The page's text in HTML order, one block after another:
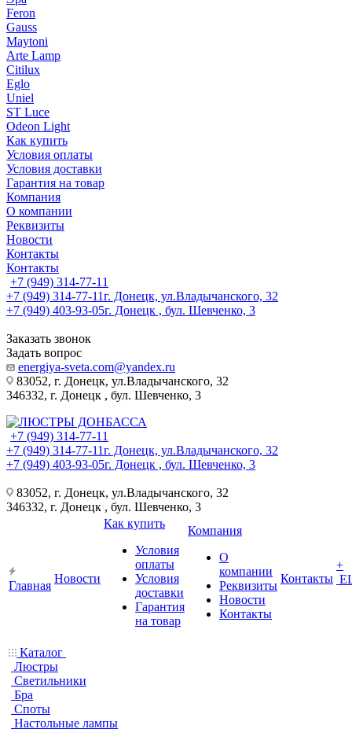
Feron
Gauss
Maytoni
Arte Lamp
Citilux
Eglo
Uniel
ST Luce
Odeon Light
Как купить
Условия оплаты
Условия доставки
Гарантия на товар
Компания
О компании
Реквизиты
Новости
Контакты
Контакты
+7 (949) 314-77-11
+7 (949) 314-77-11г. Донецк, ул.Владычанского, 32
+7 (949) 403-93-05г. Донецк , бул. Шевченко, 3
Заказать звонок
Задать вопрос
energiya-sveta.com@yandex.ru
83052, г. Донецк, ул.Владычанского, 32
346332, г. Донецк , бул. Шевченко, 3
+7 (949) 314-77-11
+7 (949) 314-77-11г. Донецк, ул.Владычанского, 32
+7 (949) 403-93-05г. Донецк , бул. Шевченко, 3
83052, г. Донецк, ул.Владычанского, 32
346332, г. Донецк , бул. Шевченко, 3
Главная
Новости
Как купить
Условия
оплаты
Условия
доставки
Гарантия
на товар
Компания
О
компании
Реквизиты
Новости
Контакты
Контакты
+
Каталог
Люстры
Светильники
Бра
Споты
Настольные лампы